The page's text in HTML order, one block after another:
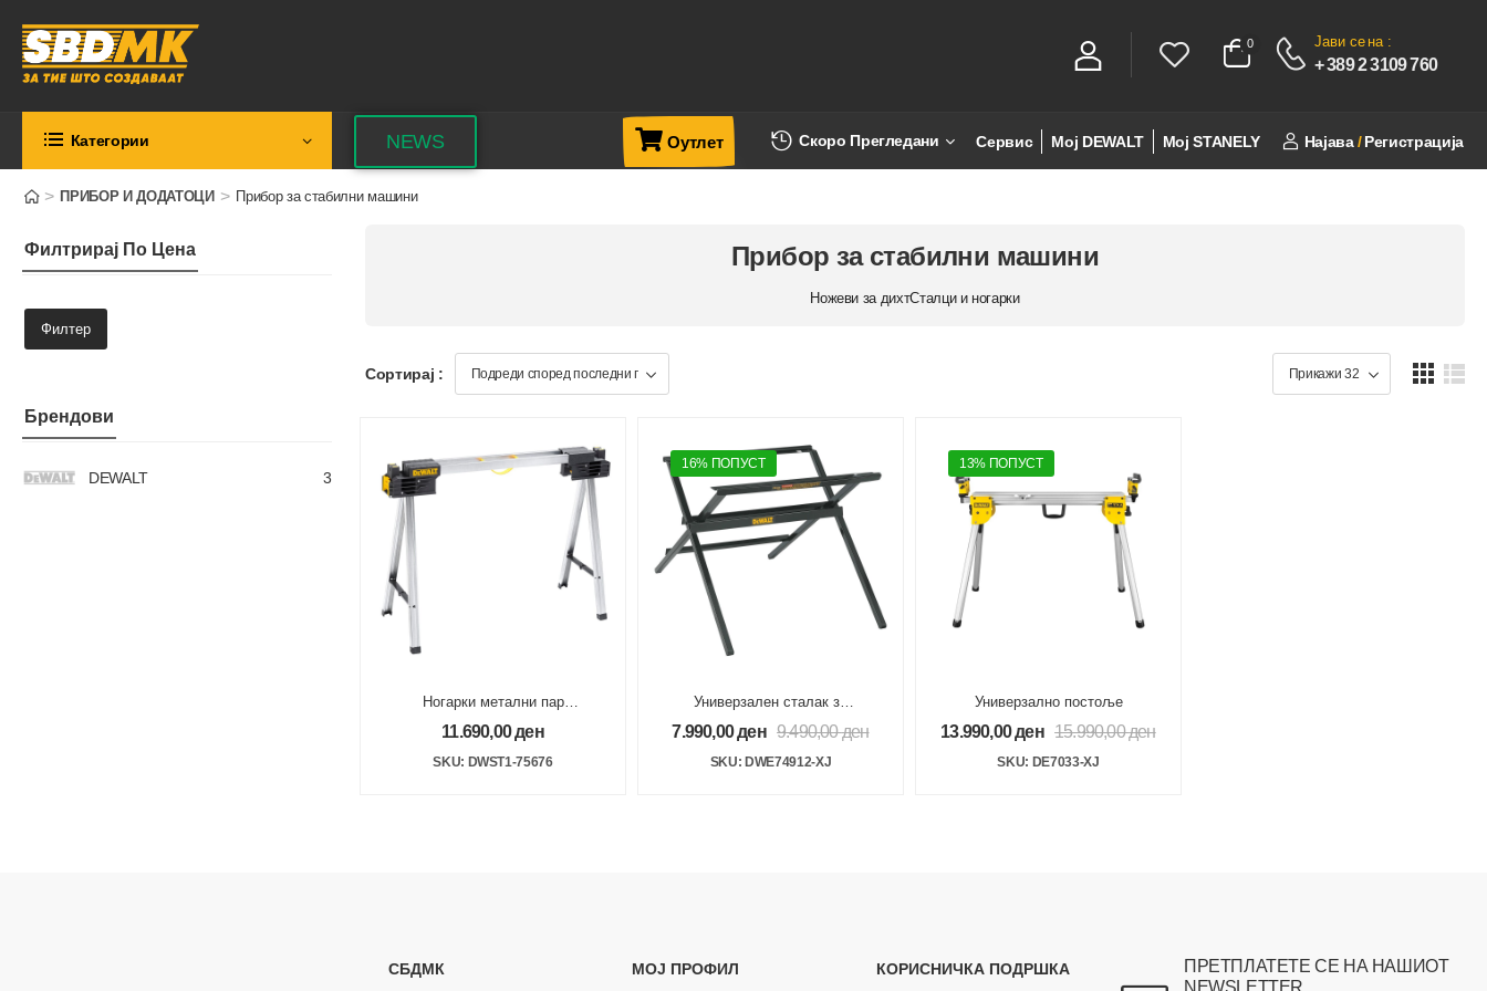
0 0 Јави се на :
+ 389 2 3109 760
Категории NEWS Оутлет Скоро Прегледани Сервис Мој DEWALT Мој STANELY Најава / Регистрација
> ПРИБОР И ДОДАТОЦИ > Прибор за стабилни машини
Филтрирај По Цена
Филтер
Брендови
DEWALT 3
Прибор за стабилни машини
Ножеви за дихтСталци и ногарки
Сортирај :
Ногарки метални пар
900kg 1117x825x435mm
11.690,00ден
SKU: DWST1-75676
16% ПОПУСТ
Универзален сталак за
стабилни циркулари
7.990,00ден 9.490,00ден
SKU: DWE74912-XJ
13% ПОПУСТ
Универзално постоље
13.990,00ден 15.990,00ден
SKU: DE7033-XJ
ПРЕТПЛАТЕТЕ СЕ НА НАШИОТ
NEWSLETTER
СБДМК МОЈ ПРОФИЛ КОРИСНИЧКА ПОДРШКА